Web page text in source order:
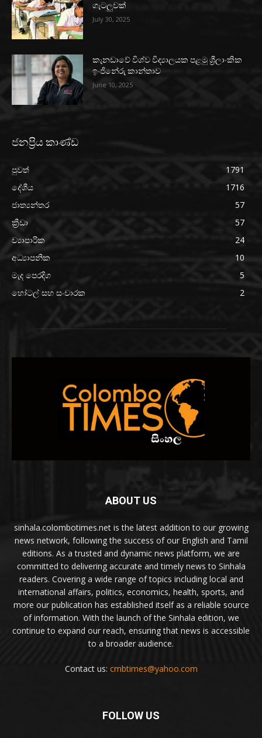
ගැටලුවක්
July 30, 2025
කැනඩාවේ විශ්ව විද්‍යාලයක පළමු ශ්‍රීලාංකික
ඉංජිනේරු කාන්තාව
June 10, 2025
ජනප්‍රිය කාණ්ඩ
පුවත්
1791
දේශීය
1716
ජාත්‍යන්තර
57
ක්‍රීඩා
57
ව්‍යාපාරික
24
අධ්‍යාපනික
10
මැද පෙරදිග
5
හෝටල් සහ සංචාරක
2
ABOUT US
sinhala.colombotimes.net is the latest addition to our growing
news network, following the success of our English and Tamil
editions. As a trusted and dynamic news platform, we are
committed to delivering accurate and timely news to Sinhala
readers. Covering a wide range of topics including local and
international affairs, politics, economics, health, sports, and
more our publication has established itself as a reliable source
of information. With the launch of the Sinhala edition, we
continue to expand our reach, ensuring that news is accessible
to a broader audience.
Contact us: cmbtimes@yahoo.com
FOLLOW US